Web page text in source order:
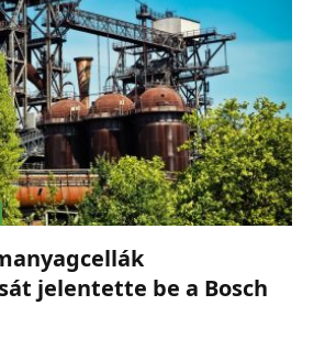
jelentette be a Bosch